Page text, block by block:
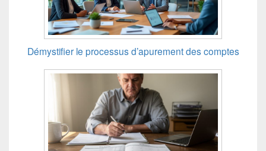
Démystifier le processus d’apurement des comptes